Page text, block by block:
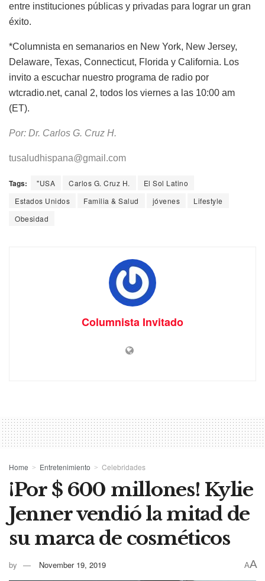
entre instituciones públicas y privadas para lograr un gran
éxito.
*Columnista en semanarios en New York, New Jersey,
Delaware, Texas, Connecticut, Florida y California. Los
invito a escuchar nuestro programa de radio por
wtcradio.net, canal 2, todos los viernes a las 10:00 am
(ET).
Por: Dr. Carlos G. Cruz H.
tusaludhispana@gmail.com
Tags: "USA Carlos G. Cruz H.
El Sol Latino
Estados Unidos
Familia & Salud jóvenes
Lifestyle
Obesidad
Columnista Invitado
Home Entretenimiento Celebridades
¡Por $ 600 millones! Kylie
Jenner vendió la mitad de
su marca de cosméticos
by November 19, 2019 AA